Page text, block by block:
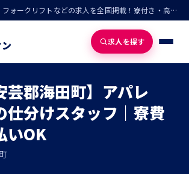
製造・倉庫・軽作業・フォークリフトなどの求人を全国掲載！寮付き・高収入・即入寮の仕事が見つかる
求人を探す
芸郡海田町】アパレ
仕分けスタッフ｜寮費
いOK